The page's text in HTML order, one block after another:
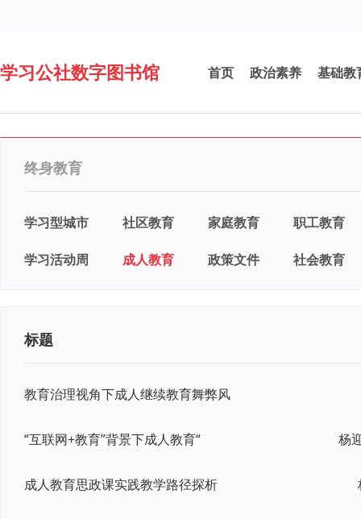
学习公社数字图书馆 首页 政治素养 基础教
终身教育
学习型城市 社区教育 家庭教育 职工教育
学习活动周 成人教育 政策文件 社会教育
标题
教育治理视角下成人继续教育舞弊风
“互联网+教育”背景下成人教育“
成人教育思政课实践教学路径探析